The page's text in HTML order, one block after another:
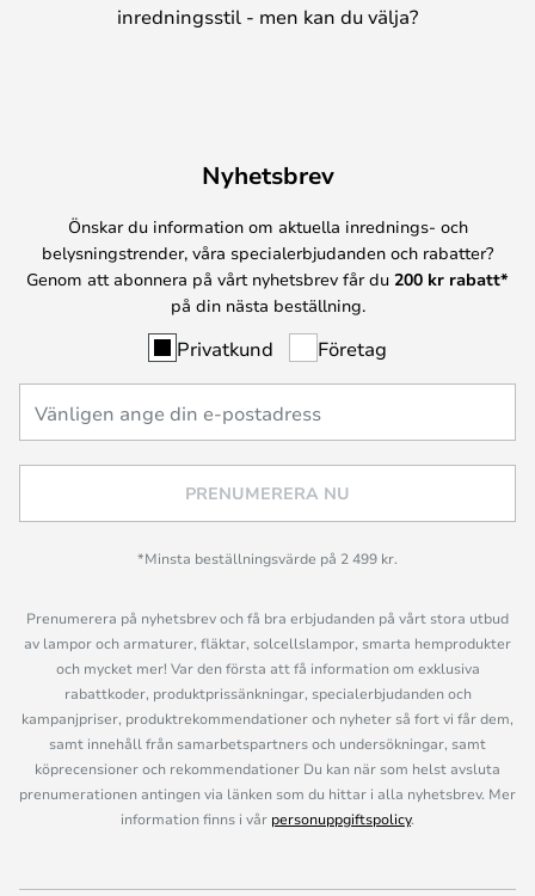
inredningsstil - men kan du välja?
Nyhetsbrev
Önskar du information om aktuella inrednings- och
belysningstrender, våra specialerbjudanden och rabatter?
Genom att abonnera på vårt nyhetsbrev får du 200 kr rabatt*
på din nästa beställning.
Privatkund Företag
PRENUMERERA NU
*Minsta beställningsvärde på 2 499 kr.
Prenumerera på nyhetsbrev och få bra erbjudanden på vårt stora utbud
av lampor och armaturer, fläktar, solcellslampor, smarta hemprodukter
och mycket mer! Var den första att få information om exklusiva
rabattkoder, produktprissänkningar, specialerbjudanden och
kampanjpriser, produktrekommendationer och nyheter så fort vi får dem,
samt innehåll från samarbetspartners och undersökningar, samt
köprecensioner och rekommendationer Du kan när som helst avsluta
prenumerationen antingen via länken som du hittar i alla nyhetsbrev. Mer
information finns i vår personuppgiftspolicy.